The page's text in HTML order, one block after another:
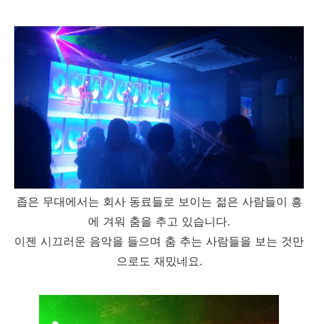
좁은 무대에서는 회사 동료들로 보이는 젊은 사람들이 흥
에 겨워 춤을 추고 있습니다.
이젠 시끄러운 음악을 들으며 춤 추는 사람들을 보는 것만
으로도 재밌네요.